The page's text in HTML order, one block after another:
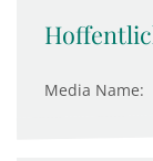
Media Name: